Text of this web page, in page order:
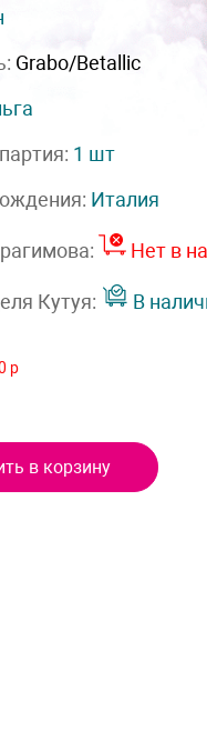
Grabo/Betallic
1 шт
Италия
Нет в
Кутуя: В
р
в корзину